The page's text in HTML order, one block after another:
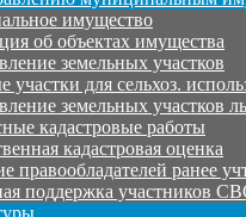
имущество
об объектах имущества
земельных участков
участки для сельхоз.
земельных участков
кадастровые работы
кадастровая оценка
правообладателей ранее
поддержка участников